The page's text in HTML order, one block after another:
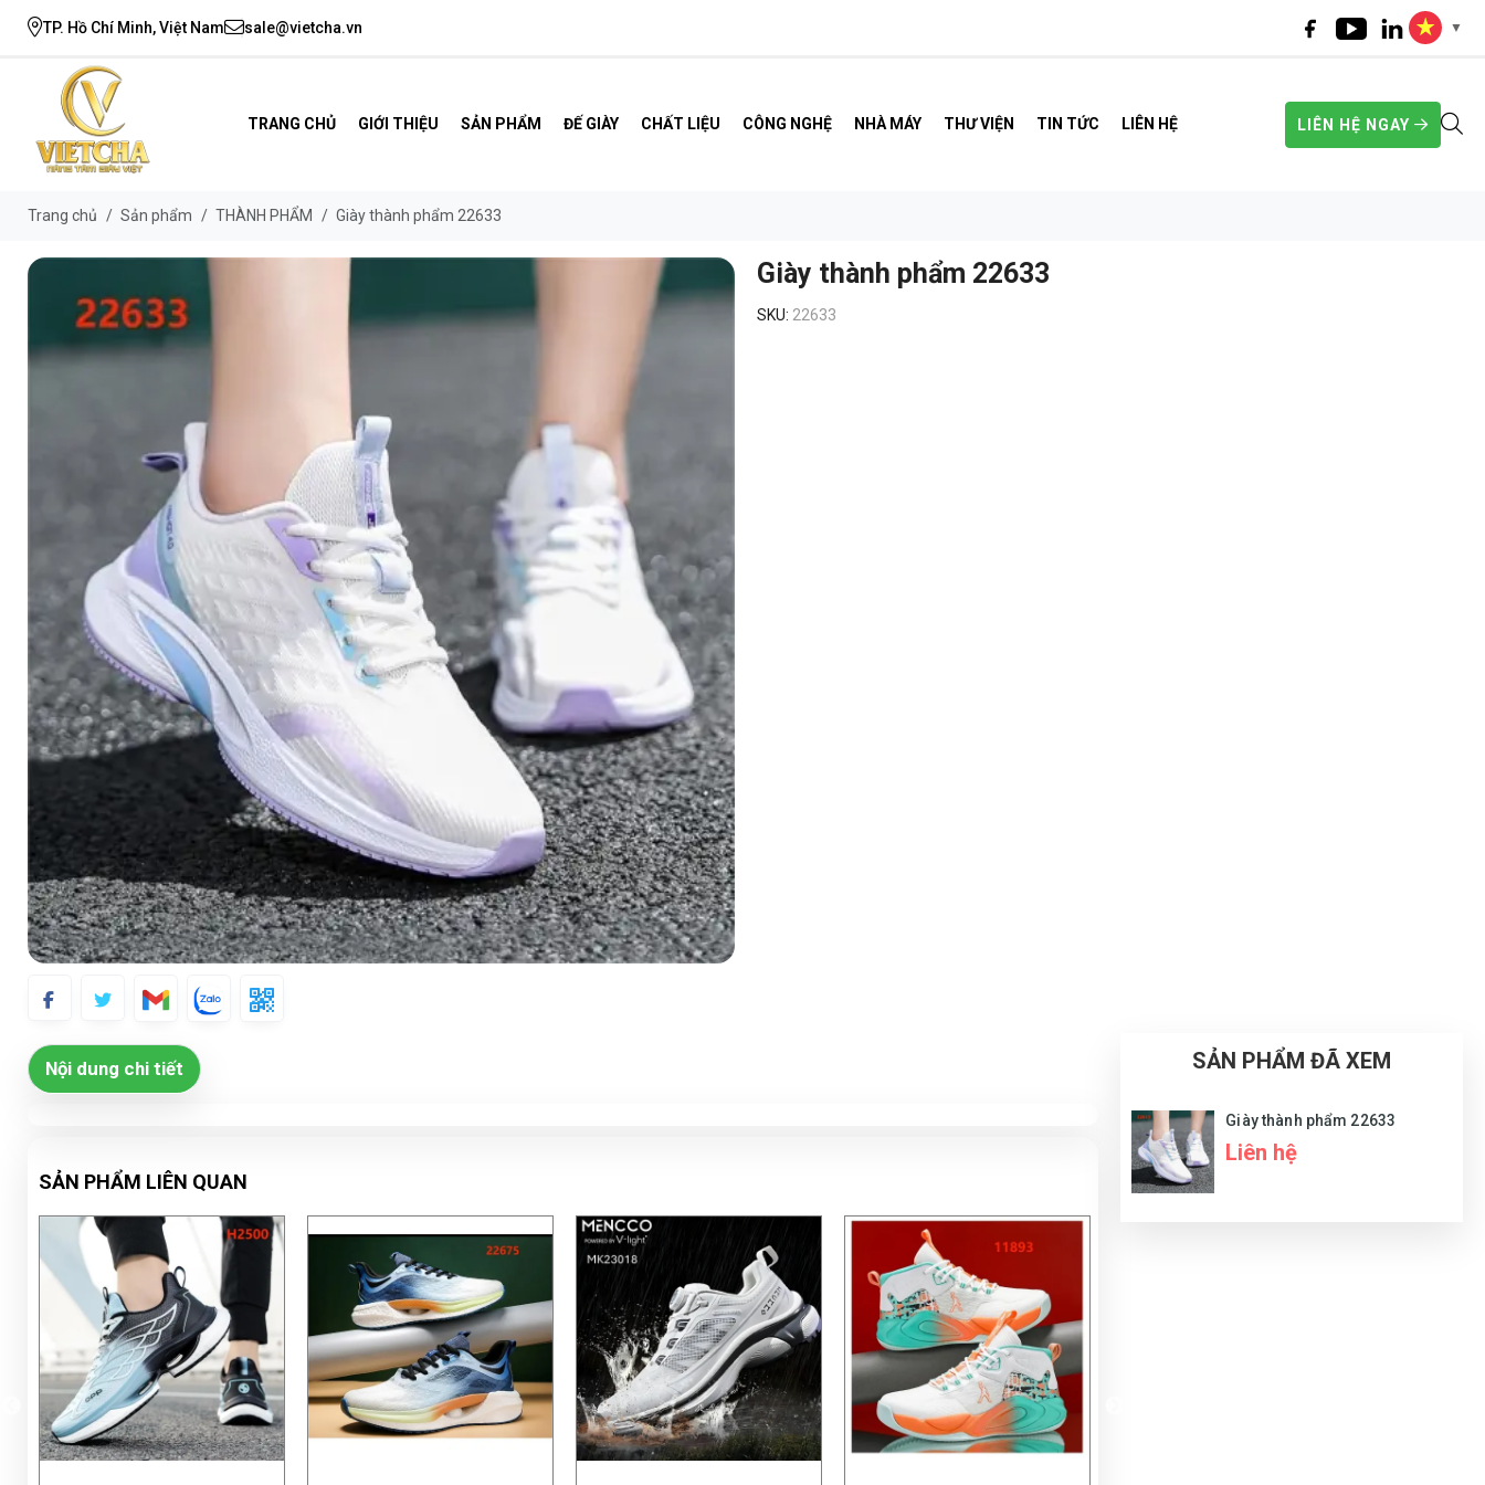
TP. Hồ Chí Minh, Việt Nam sale@vietcha.vn ▼
TRANG CHỦ GIỚI THIỆU SẢN PHẨM ĐẾ GIÀY CHẤT LIỆU CÔNG NGHỆ NHÀ MÁY THƯ VIỆN TIN TỨC LIÊN HỆ LIÊN HỆ NGAY
Trang chủ / Sản phẩm / THÀNH PHẨM / Giày thành phẩm 22633
Giày thành phẩm 22633
SKU: 22633
Nội dung chi tiết
SẢN PHẨM LIÊN QUAN
SẢN PHẨM ĐÃ XEM
Giày thành phẩm 22633
Liên hệ